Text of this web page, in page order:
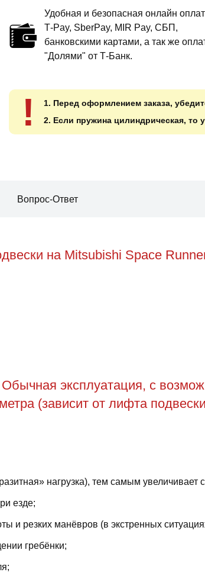
Удобная и безопасная онлайн
T‑Pay, SberPay, MIR Pay, СБП,
банковскими картами, а так же
"Долями" от Т-Банк.
!
1. Перед оформлением заказа,
2. Если пружина цилиндрическая, то
Вопрос-Ответ
на Mitsubishi Space
эксплуатация, с
(зависит от лифта
нагрузка), тем самым увеличивает
езде;
и резких манёвров (в экстренных
гребёнки;